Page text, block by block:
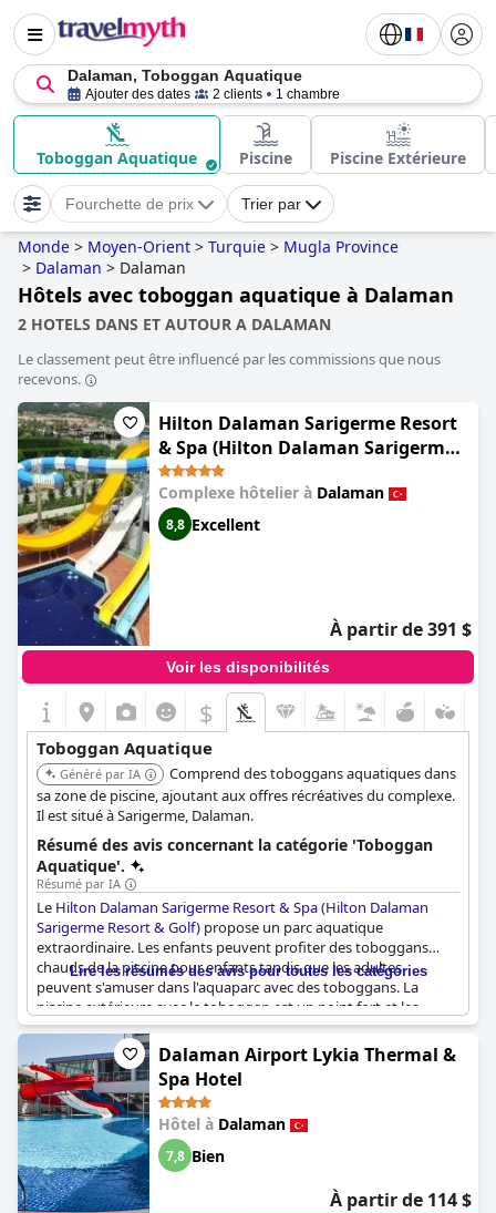
Dalaman, Toboggan Aquatique
Ajouter des dates 2 clients 1 chambre
Toboggan Aquatique Piscine Piscine Extérieure
Fourchette de prix Trier par
Monde > Moyen-Orient > Turquie > Mugla Province
> Dalaman > Dalaman
Hôtels avec toboggan aquatique à Dalaman
2 HOTELS DANS ET AUTOUR A DALAMAN
Le classement peut être influencé par les commissions que nous
recevons.
Hilton Dalaman Sarigerme Resort
& Spa (Hilton Dalaman Sarigerme
Resort & Golf)
Complexe hôtelier à Dalaman
8,8 Excellent
À partir de 391 $
Voir les disponibilités
$
Toboggan Aquatique
Généré par IA
Comprend des toboggans aquatiques dans
sa zone de piscine, ajoutant aux offres récréatives du complexe.
Il est situé à Sarigerme, Dalaman.
Résumé des avis concernant la catégorie 'Toboggan
Aquatique'.
Résumé par IA
Le Hilton Dalaman Sarigerme Resort & Spa (Hilton Dalaman
Sarigerme Resort & Golf) propose un parc aquatique
extraordinaire. Les enfants peuvent profiter des toboggans
chauds de la piscine pour enfants tandis que les adultes
peuvent s'amuser dans l'aquaparc avec des toboggans. La
piscine extérieure avec le toboggan est un point fort et les
clients ont loué sa grandeur. Les piscines et les toboggans
aquatiques sont fantastiques et certains ont même déclaré
qu'ils constituaient le meilleur moment de leur séjour.
Cependant, il est important de noter que certains clients se sont
légèrement égratignés en glissant sur les toboggans de la
piscine. Dans l'ensemble, la piscine avec toboggan du
Dalaman Sarigerme Resort & Spa (Hilton Dalaman Sarigerme
Resort & Golf)est un must pour les amateurs de parcs
aquatiques de tous âges.
Lire les résumés des avis pour toutes les catégories
Dalaman Airport Lykia Thermal &
Spa Hotel
Hôtel à Dalaman
7,8 Bien
À partir de 114 $